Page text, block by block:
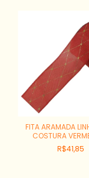
FITA ARAMADA
COSTURA
DOURADOR$41,85